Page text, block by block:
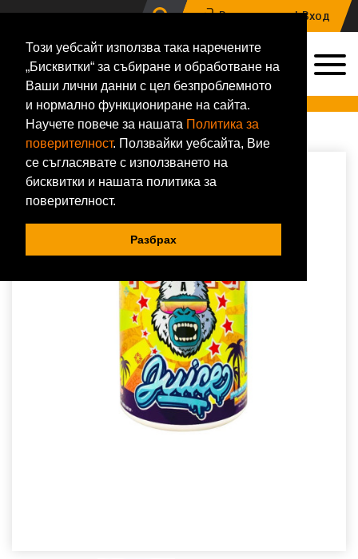
Този уебсайт използва така наречените
„Бисквитки“ за събиране и обработване на
Ваши лични данни с цел безпроблемното
и нормално функциониране на сайта.
Научете повече за нашата Политика за
поверителност. Ползвайки уебсайта, Вие
се съгласявате с използването на
бисквитки и нашата политика за
поверителност.
Разбрах
Регистрация | Вход
0884 133 648
Онлайн магазин за хранителни добавки и фитнес аксесоари
Начало Сила Предтренировъчни и енергийни Gorillalpha
Gorillalpha Ibiza Juice Remix 480g